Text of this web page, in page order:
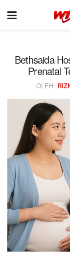
Bethsaida
Prenatal
OLEH: